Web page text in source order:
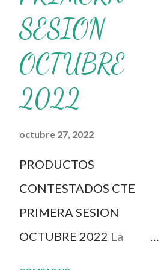
educativo
WhatsApp
SESION
OCTUBRE
2022
octubre 27, 2022
PRODUCTOS
CONTESTADOS CTE
PRIMERA SESION
OCTUBRE 2022 La